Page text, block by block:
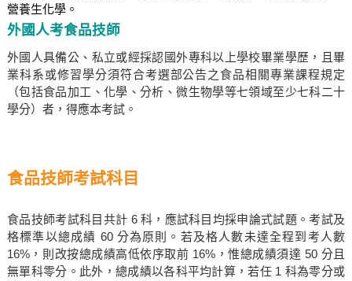
營養生化學。
外國人考食品技師
外國人具備公、私立或經採認國外專科以上學校畢業學歷，且畢
業科系或修習學分須符合考選部公告之食品相關專業課程規定
（包括食品加工、化學、分析、微生物學等七領域至少七科二十
學分）者，得應本考試。
食品技師考試科目
食品技師考試科目共計 6 科，應試科目均採申論式試題。考試及
格標準以總成績 60 分為原則。若及格人數未達全程到考人數
16%，則改按總成績高低依序取前 16%，惟總成績須達 50 分且
無單科零分。此外，總成績以各科平均計算，若任 1 科為零分或